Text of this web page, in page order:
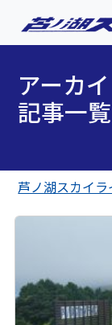
アーカ
記事一覧
芦ノ湖スカイラ